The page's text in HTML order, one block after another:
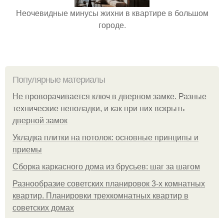
Неочевидные минусы жихни в квартире в большом
городе.
Популярные материалы
Не проворачивается ключ в дверном замке. Разные
технические неполадки, и как при них вскрыть
дверной замок
Укладка плитки на потолок: основные принципы и
приемы
Сборка каркасного дома из брусьев: шаг за шагом
Разнообразие советских планировок 3-х комнатных
квартир. Планировки трехкомнатных квартир в
советских домах